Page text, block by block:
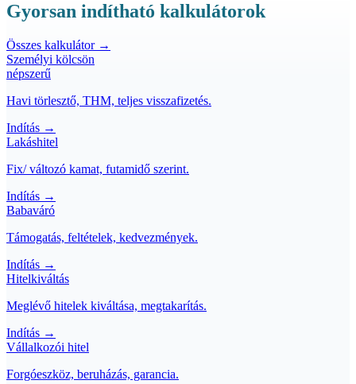
Gyorsan indítható kalkulátorok
Összes kalkulátor →
Személyi kölcsön
népszerű
Havi törlesztő, THM, teljes visszafizetés.
Indítás →
Lakáshitel
Fix/ változó kamat, futamidő szerint.
Indítás →
Babaváró
Támogatás, feltételek, kedvezmények.
Indítás →
Hitelkiváltás
Meglévő hitelek kiváltása, megtakarítás.
Indítás →
Vállalkozói hitel
Forgóeszköz, beruházás, garancia.